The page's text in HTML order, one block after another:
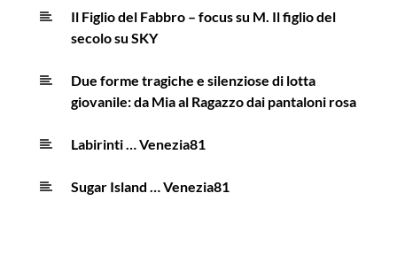
Il Figlio del Fabbro – focus su M. Il figlio del
secolo su SKY
Due forme tragiche e silenziose di lotta
giovanile: da Mia al Ragazzo dai pantaloni rosa
Labirinti … Venezia81
Sugar Island … Venezia81